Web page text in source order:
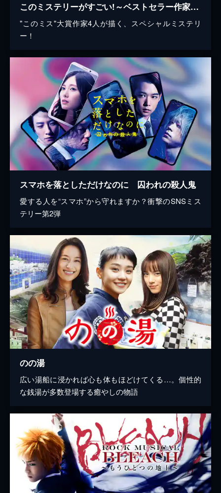
このミステリーがすごい!～ベストセラー作家からの挑戦状～
"このミス"大賞作家4人が描く、スペシャルミステリ
ー！
スマホを落としただけなのに 囚われの殺人鬼
愛する人を“スマホ”から守れますか？衝撃のSNSミス
テリー第2弾
のの湯
広い湯船に浸かれば心も体もほどけてくる…。個性的
な銭湯が多数登場する癒やしの物語